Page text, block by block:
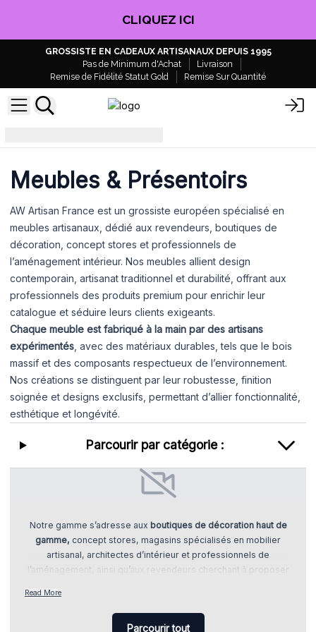
CLIQUEZ ICI
GROSSISTE EN CADEAUX ARTISANAUX DEPUIS 1995
Pas de Minimum d'Achat
Livraison
Remise de Fidélité Statut Gold
Remise Sur Quantité
Meubles & Présentoirs
AW Artisan France est un grossiste européen spécialisé en
meubles artisanaux, dédié aux revendeurs, boutiques de
décoration, concept stores et professionnels de
l’aménagement intérieur. Nos meubles allient design
contemporain, artisanat traditionnel et durabilité, offrant aux
professionnels des produits premium pour enrichir leur
catalogue et séduire leurs clients exigeants.
Chaque meuble est fabriqué à la main par des artisans
expérimentés , avec des matériaux durables, tels que le bois
massif et des composants respectueux de l’environnement.
Nos créations se distinguent par leur robustesse, finition
soignée et designs exclusifs, permettant d’allier fonctionnalité,
esthétique et longévité.
Parcourir par catégorie :
Notre gamme s’adresse aux boutiques de décoration haut de
gamme, concept stores, magasins spécialisés en mobilier
artisanal, architectes d’intérieur et professionnels de
l’aménagement, ainsi qu’aux revendeurs cherchant à proposer
conviennent à tous les espaces : salon, chambre, salle à
manger ou bureaux professionnels.
Read More
Parcourir tout